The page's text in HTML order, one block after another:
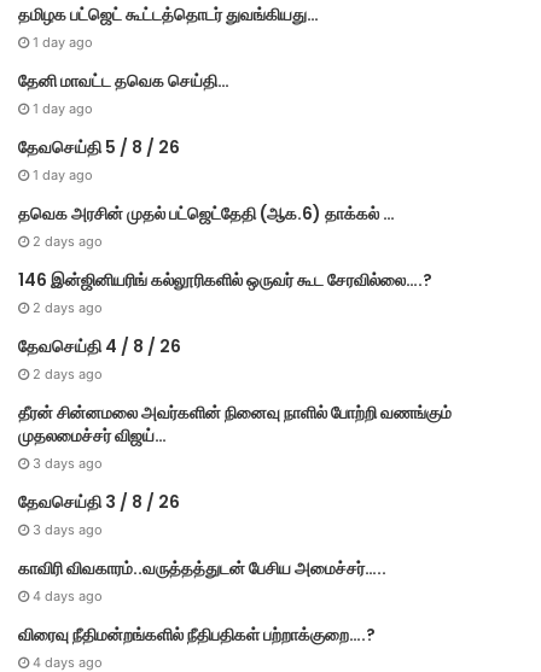
தமிழக பட்ஜெட் கூட்டத்தொடர் துவங்கியது…
1 day ago
தேனி மாவட்ட தவெக செய்தி…
1 day ago
தேவசெய்தி 5 / 8 / 26
1 day ago
தவெக அரசின் முதல் பட்​ஜெட்தேதி (ஆக.6) தாக்​கல் …
2 days ago
146 இன்ஜினியரிங் கல்லூரிகளில் ஒருவர் கூட சேரவில்லை….?
2 days ago
தேவசெய்தி 4 / 8 / 26
2 days ago
தீரன் சின்னமலை அவர்களின் நினைவு நாளில் போற்றி வணங்கும்
முதலமைச்சர் விஜய்…
3 days ago
தேவசெய்தி 3 / 8 / 26
3 days ago
காவிரி விவகாரம்..வருத்தத்துடன் பேசிய அமைச்சர்…..
4 days ago
விரைவு நீதிமன்றங்களில் நீதிபதிகள் பற்றாக்குறை….?
4 days ago